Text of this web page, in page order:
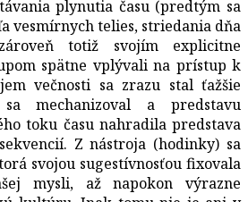
plynutia času (predtým sa
vesmírnych telies, striedania dňa
totiž svojím explicitne
spätne vplývali na prístup k
večnosti sa zrazu stal ťažšie
mechanizoval a predstavu
toku času nahradila predstava
Z nástroja (hodinky) sa
svojou sugestívnosťou fixovala
mysli, až napokon výrazne